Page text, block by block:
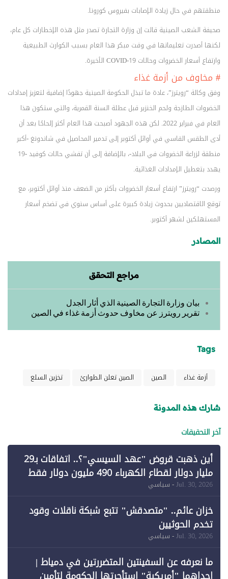
منطقتهم في حال زيادة الإصابات بفيروس كورونا.
صحيفة الشعب الصينية قالت إن وزارة التجارة تصدر مثل هذه الإخطارات كل عام،
لكنها أصدرت تعليماتها في وقت مبكر هذا العام بسبب الكوارث الطبيعية
وارتفاع أسعار الخضروات وحالات COVID-19 الأخيرة.
# مخاوف من أزمة غذاء
وفق وكالة “رويترز”، عادة ما تبذل الحكومة الصينية جهودًا إضافية لتعزيز إمدادات
الخضروات الطازجة ولحم الخنزير قبل عطلة السنة القمرية، والتي ستكون هذا
العام في فبراير 2022. لكن هذه الجهود أصبحت هذا العام أكثر إلحاحًا بعد أن
أدى الطقس القاسي في أوائل أكتوبر إلى تدمير المحاصيل في شاندونغ -أكبر
منطقة لزراعة الخضروات في البلاد-، بالإضافة إلى أن تفشي حالات كوفيد -19
يهدد بتعطيل الإمدادات الغذائية.
ورصدت “رويترز” ارتفاع أسعار الخضروات بأكثر من الضعف منذ أوائل أكتوبر، مع
توقع الاقتصاديين بحدوث زيادة كبيرة على أساس سنوي في تضخم أسعار
المستهلكين لشهر أكتوبر.
المصادر
مراجع التحقق
بيان وزارة التجارة الصينية الذي أثار الجدل
تقرير رويترز عن مخاوف حدوث أزمة غذاء في الصين
Tags
أزمة غذاء الصين الصين تعلن الطوارئ تخزين السلع
شارك هذه المدونة
آخر التحقيقات
أين ذهبت قروض "عهد السيسي"؟.. اتفاقات بـ29
مليار دولار لقطاع الكهرباء 490 مليون دولار فقط
لـ"الطاقة المتجددة" (1)
Jul. 30, 2026- سياسي
خزان عائم.. "متصدقش" تتبع شبكة ناقلات وقود
تخدم الحوثيين
Jul. 30, 2026- سياسي
ما نعرفه عن السفينتين المتضررتين في دمياط |